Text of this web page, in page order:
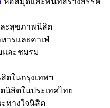
ะสุขภาพนิสิต
ารและคาเฟ่
และชมรม
ตในกรุงเทพฯ
นิสิตในประเทศไทย
ทางใจนิสิต